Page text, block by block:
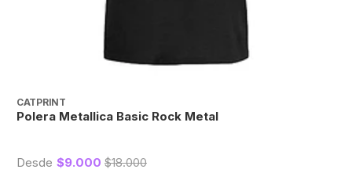
CATPRINT
Polera Metallica Basic Rock Metal
Desde $9.000 $18.000